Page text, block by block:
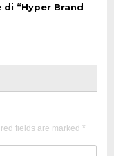
di “Hyper Brand
fields are marked *